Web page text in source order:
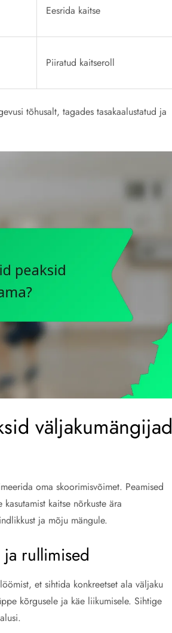
Eesrida kaitse
Piiratud kaitseroll
tõhusalt, tagades tasakaalustatud ja
väljakumängijad
oma skoorimisvõimet. Peamised
kaitse nõrkuste ära
ja mõju mängule.
rullimised
et sihtida konkreetset ala väljaku
kõrgusele ja käe liikumisele. Sihtige